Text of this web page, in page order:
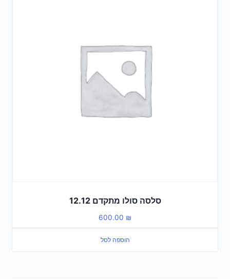
סלסה סולו מתקדם 12.12
600.00 ₪
הוספה לסל